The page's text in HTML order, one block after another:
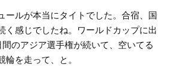
ールが本当にタイトでした。合宿、国
く感じでしたね。ワールドカップに出
のアジア選手権が続いて、空いてる
輪を走って、と。